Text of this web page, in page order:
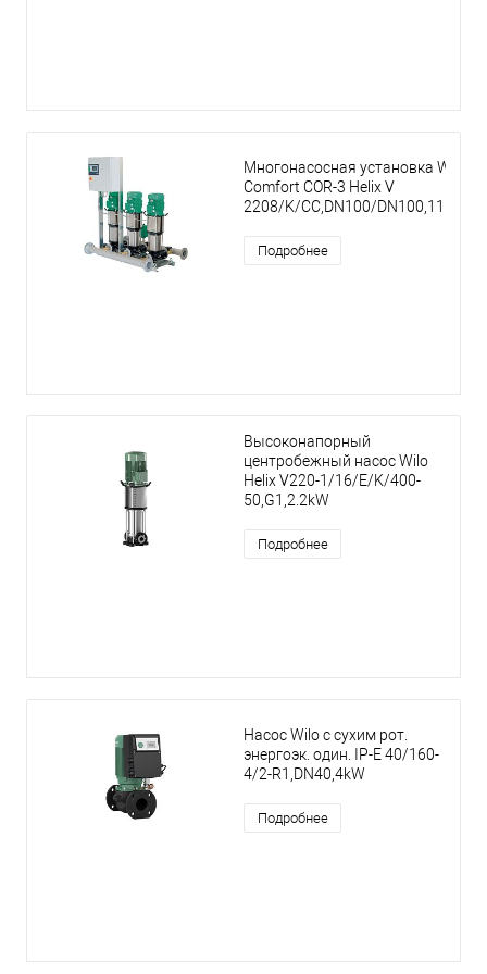
Многонасосная установка Wilo
Comfort COR-3 Helix V
2208/K/CC,DN100/DN100,11kW
Подробнее
Высоконапорный
центробежный насос Wilo
Helix V220-1/16/E/K/400-
50,G1,2.2kW
Подробнее
Насос Wilo с сухим рот.
энергоэк. один. IP-E 40/160-
4/2-R1,DN40,4kW
Подробнее